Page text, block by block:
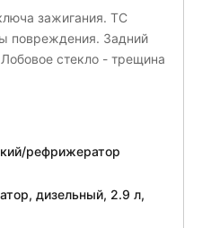
зажигания. ТС
повреждения. Задний
стекло - трещина
рефрижератор
дизельный, 2.9 л,